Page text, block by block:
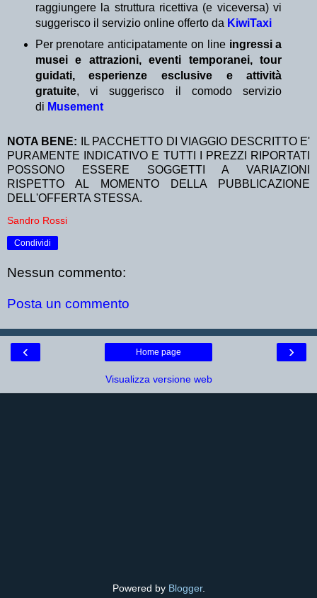
raggiungere la struttura ricettiva (e viceversa) vi
suggerisco il servizio online offerto da KiwiTaxi
Per prenotare anticipatamente on line ingressi a
musei e attrazioni, eventi temporanei, tour
guidati, esperienze esclusive e attività
gratuite, vi suggerisco il comodo servizio
di Musement
NOTA BENE:
IL PACCHETTO DI VIAGGIO DESCRITTO E'
PURAMENTE INDICATIVO E TUTTI I PREZZI RIPORTATI
POSSONO ESSERE SOGGETTI A VARIAZIONI
RISPETTO AL MOMENTO DELLA PUBBLICAZIONE
DELL'OFFERTA STESSA.
Sandro Rossi
Condividi
Nessun commento:
Posta un commento
‹ ›
Home page
Visualizza versione web
Powered by Blogger.